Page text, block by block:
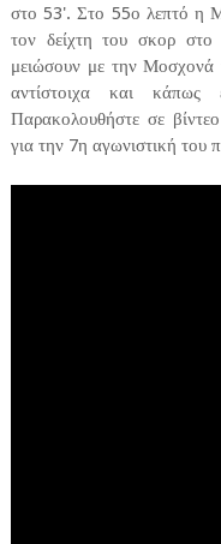
στο 53'. Στο 55ο λεπτό η
τον δείχτη του σκορ
μειώσουν με την
αντίστοιχα και κάπως
Παρακολουθήστε σε
για την 7η αγωνιστική